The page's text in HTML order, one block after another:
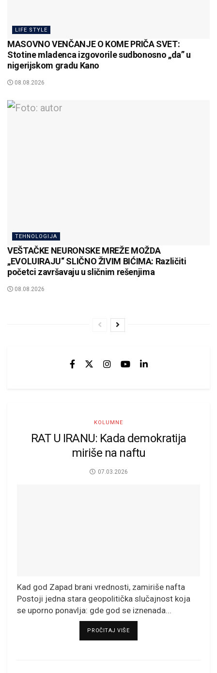
LIFE STYLE
MASOVNO VENČANJE O KOME PRIČA SVET:
Stotine mladenca izgovorile sudbonosno „da” u
nigerijskom gradu Kano
08.08.2026
TEHNOLOGIJA
VEŠTAČKE NEURONSKE MREŽE MOŽDA
„EVOLUIRAJU“ SLIČNO ŽIVIM BIĆIMA: Različiti
početci završavaju u sličnim rešenjima
08.08.2026
KOLUMNE
RAT U IRANU: Kada demokratija
miriše na naftu
07.03.2026
Kad god Zapad brani vrednosti, zamiriše nafta
Postoji jedna stara geopolitička slučajnost koja
se uporno ponavlja: gde god se iznenada...
PROČITAJ VIŠEDETAILS